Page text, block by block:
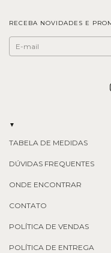
RECEBA NOVIDADES E
▼
TABELA DE MEDIDAS
DÚVIDAS FREQUENTES
ONDE ENCONTRAR
CONTATO
POLÍTICA DE VENDAS
POLÍTICA DE ENTREGA